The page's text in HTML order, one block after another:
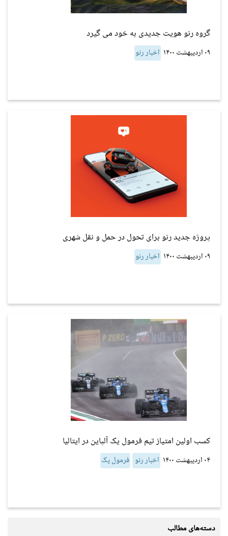
گروه رنو هویت جدیدی به خود می گیرد
۰۹ اردیبهشت ۱۴۰۰ اخبار رنو
پروژه جدید رنو برای تحول در حمل و نقل شهری
۰۹ اردیبهشت ۱۴۰۰ اخبار رنو
کسب اولین امتیاز تیم فرمول یک آلپاین در ایتالیا
۰۴ اردیبهشت ۱۴۰۰ اخبار رنو فرمول یک
دسته‌های مطالب